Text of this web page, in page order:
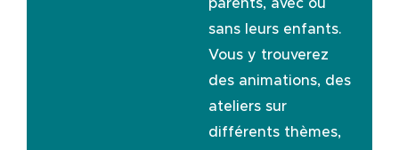
parents, avec ou
sans leurs enfants.
Vous y trouverez
des animations, des
ateliers sur
différents thèmes,